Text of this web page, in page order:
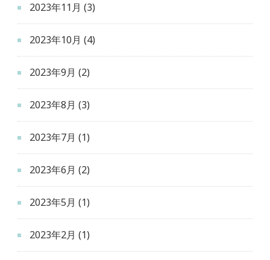
2023年11月 (3)
2023年10月 (4)
2023年9月 (2)
2023年8月 (3)
2023年7月 (1)
2023年6月 (2)
2023年5月 (1)
2023年2月 (1)